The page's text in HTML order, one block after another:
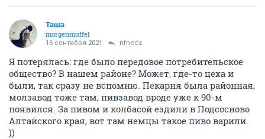
Таша
morgenmuffel
16 сентября 2021 nfnecz
Я потерялась: где было передовое потребительское
общество? В нашем районе? Может, где-то цеха и
были, так сразу не вспомню. Пекарня была районная,
молзавод тоже там, пивзавод вроде уже к 90-м
появился. За пивом и колбасой ездили в Подсосново
Алтайского края, вот там немцы такое пиво варили.
))